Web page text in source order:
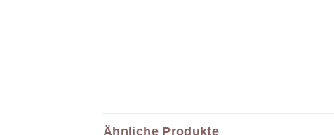
Ähnliche Produkte